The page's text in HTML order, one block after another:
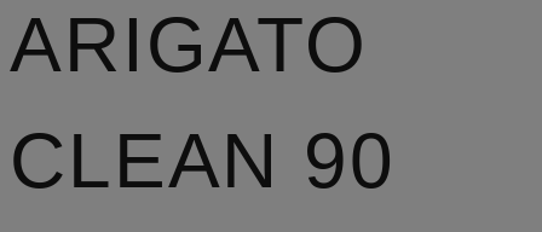
ARIGATO
CLEAN 90